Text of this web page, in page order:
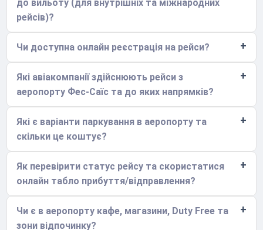
до вильоту (для внутрішніх та міжнародних
рейсів)?
Чи доступна онлайн реєстрація на рейси?
Які авіакомпанії здійснюють рейси з
аеропорту Фес-Саїс та до яких напрямків?
Які є варіанти паркування в аеропорту та
скільки це коштує?
Як перевірити статус рейсу та скористатися
онлайн табло прибуття/відправлення?
Чи є в аеропорту кафе, магазини, Duty Free та
зони відпочинку?